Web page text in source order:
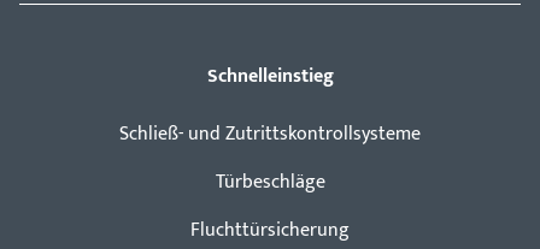
Schnelleinstieg
Schließ- und Zutrittskontrollsysteme
Türbeschläge
Fluchttürsicherung